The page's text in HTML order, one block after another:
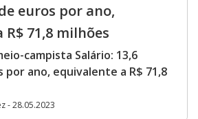
euros por ano,
71,8 milhões
campista Salário: 13,6
por ano, equivalente a R$ 71,8
- 28.05.2023